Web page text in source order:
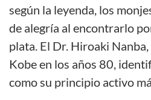
según la leyenda, los
de alegría al encontrarlo
plata. El Dr. Hiroaki
Kobe en los años 80,
como su principio activo